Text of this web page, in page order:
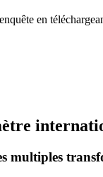
en
multiples